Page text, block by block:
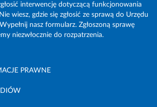
interwencję dotyczącą funkcjonowania
wiesz, gdzie się zgłosić ze sprawą do Urzędu
nasz formularz. Zgłoszoną sprawę
niezwłocznie do rozpatrzenia.
PRAWNE